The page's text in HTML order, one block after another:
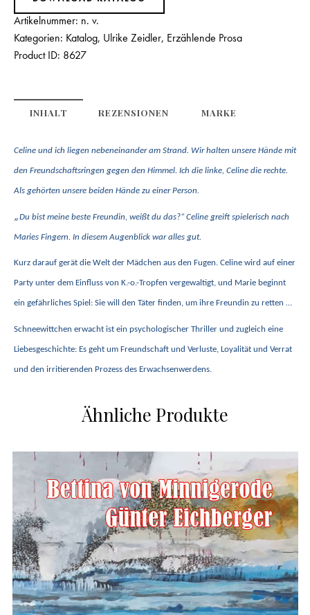
Artikelnummer: n. v.
Kategorien: Katalog, Ulrike Zeidler, Erzählende Prosa
Product ID: 8627
INHALT REZENSIONEN MARKE
Celine und ich liegen nebeneinander am Strand. Wir halten unsere Hände mit
den Freundschaftsringen gegen den Himmel. Ich die linke, Celine die rechte.
Als gehörten unsere beiden Hände zu einer Person.
„Du bist meine beste Freundin, weißt du das?“ Celine greift spielerisch nach
Maries Fingern. In diesem Augenblick war alles gut.
Kurz darauf gerät die Welt der Mädchen aus den Fugen. Celine wird auf einer
Party unter dem Einfluss von K.-o.-Tropfen vergewaltigt, und Marie beginnt
ein gefährliches Spiel: Sie will den Täter finden, um ihre Freundin zu retten …
Schneewittchen erwacht ist ein psychologischer Thriller und zugleich eine
Liebesgeschichte: Es geht um Freundschaft und Verluste, Loyalität und Verrat
und den irritierenden Prozess des Erwachsenwerdens.
Ähnliche Produkte